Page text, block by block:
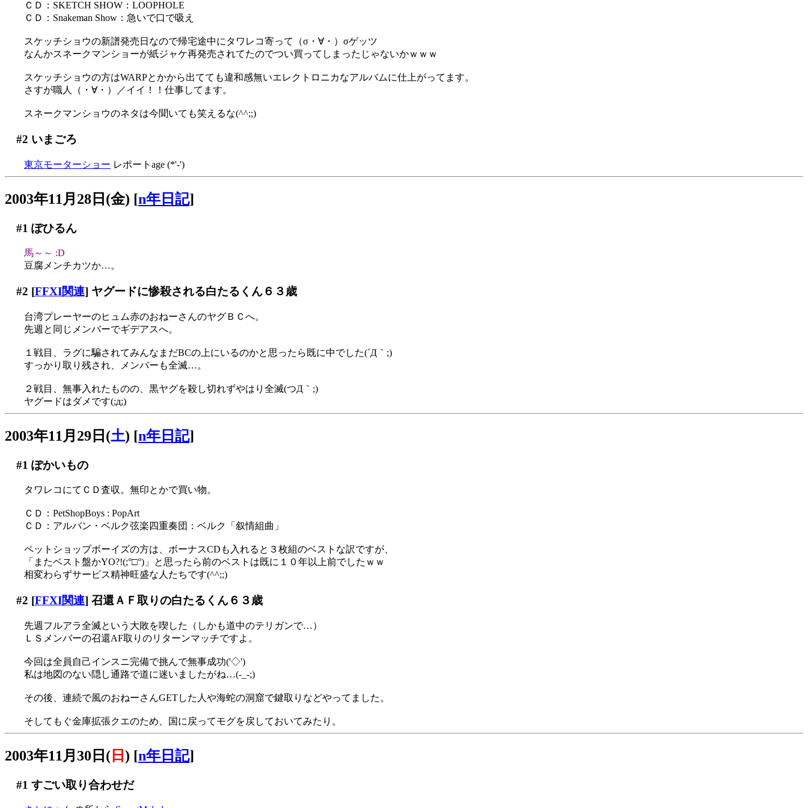
ＣＤ：SKETCH SHOW：LOOPHOLE
ＣＤ：Snakeman Show：急いで口で吸え
スケッチショウの新譜発売日なので帰宅途中にタワレコ寄って（σ・∀・）σゲッツ
なんかスネークマンショーが紙ジャケ再発売されてたのでつい買ってしまったじゃないかｗｗｗ
スケッチショウの方はWARPとかから出てても違和感無いエレクトロニカなアルバムに仕上がってます。
さすが職人（・∀・）／イイ！！仕事してます。
スネークマンショウのネタは今聞いても笑えるな(^^;;)
#2 いまごろ
東京モーターショー レポートage (*'-')
2003年11月28日(金) [n年日記]
#1 ぽひるん
馬～～ :D
豆腐メンチカツか…。
#2 [FFXI関連] ヤグードに惨殺される白たるくん６３歳
台湾プレーヤーのヒュム赤のおねーさんのヤグＢＣへ。
先週と同じメンバーでギデアスへ。
１戦目、ラグに騙されてみんなまだBCの上にいるのかと思ったら既に中でした(´Д｀;)
すっかり取り残され、メンバーも全滅…。
２戦目、無事入れたものの、黒ヤグを殺し切れずやはり全滅(つД｀;)
ヤグードはダメです(;д;)
2003年11月29日(土) [n年日記]
#1 ぽかいもの
タワレコにてＣＤ査収。無印とかで買い物。
ＣＤ：PetShopBoys : PopArt
ＣＤ：アルバン・ベルク弦楽四重奏団：ベルク「叙情組曲」
ペットショップボーイズの方は、ボーナスCDも入れると３枚組のベストな訳ですが、
「またベスト盤かYO?!(;°□°)」と思ったら前のベストは既に１０年以上前でしたｗｗ
相変わらずサービス精神旺盛な人たちです(^^;;)
#2 [FFXI関連] 召還ＡＦ取りの白たるくん６３歳
先週フルアラ全滅という大敗を喫した（しかも道中のテリガンで…）
ＬＳメンバーの召還AF取りのリターンマッチですよ。
今回は全員自己インスニ完備で挑んで無事成功('◇')ゞ
私は地図のない隠し通路で道に迷いましたがね…(-_-;)
その後、連続で風のおねーさんGETした人や海蛇の洞窟で鍵取りなどやってました。
そしてもぐ金庫拡張クエのため、国に戻ってモグを戻しておいてみたり。
2003年11月30日( 日 ) [n年日記]
#1 すごい取り合わせだ